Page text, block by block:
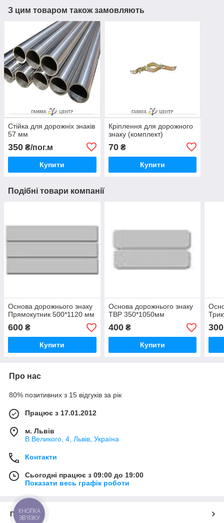
З цим товаром також замовляють
Стійка для дорожніх знаків
57 мм
350 ₴/пог.м
Купити
Кріплення для дорожного
знаку (комплект)
70₴
Купити
Подібні товари компанії
Основа дорожнього знаку
Прямокутник 500*1120 мм
600 ₴
Купити
Основа дорожнього знаку
ТВР 350*1050мм
400₴
Купити
300
Про нас
80% позитивних з 15 відгуків за рік
Працює з 17.01.2012
м. Львів
В.Великого, 4, Львів, Україна
Контакти
Сьогодні працює з 09:00 до 19:00
Показати весь графік роботи
Про нас
КНОПКА
ЗВ'ЯЗКУ